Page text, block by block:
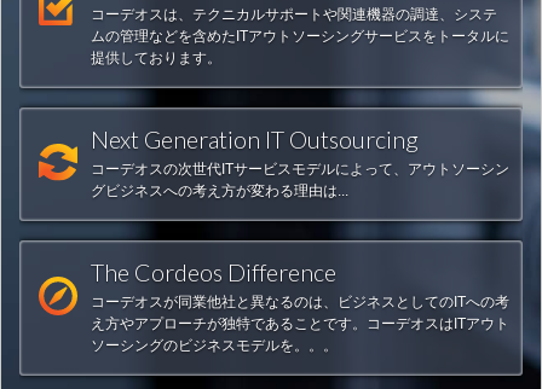
コーデオスは、テクニカルサポートや関連機器の調達、システ
ムの管理などを含めたITアウトソーシングサービスをトータルに
提供しております。
Next Generation IT Outsourcing
コーデオスの次世代ITサービスモデルによって、アウトソーシン
グビジネスへの考え方が変わる理由は...
The Cordeos Difference
コーデオスが同業他社と異なるのは、ビジネスとしてのITへの考
え方やアプローチが独特であることです。コーデオスはITアウト
ソーシングのビジネスモデルを。。。